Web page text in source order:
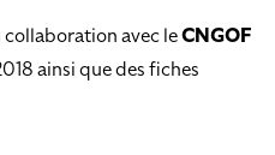
collaboration avec leCNGOF
ainsi que des fiches